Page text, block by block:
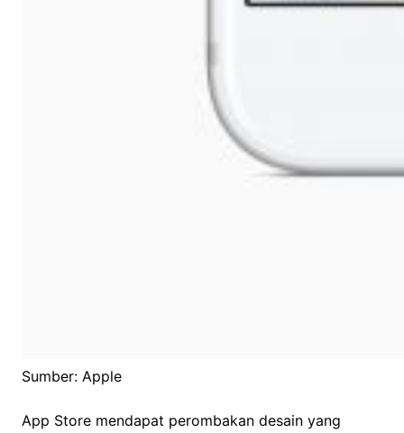
Sumber: Apple
App Store mendapat perombakan desain yang